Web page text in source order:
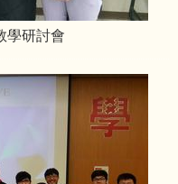
學研討會